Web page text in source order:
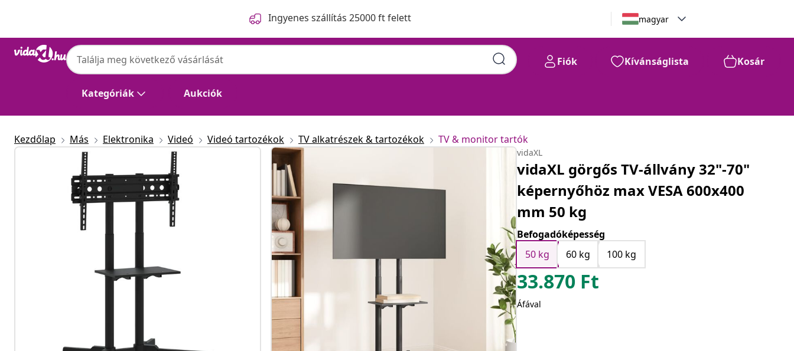
Ingyenes szállítás 25000 ft felett magyar
Kategóriák Aukciók
Fiók Kívánságlista Kosár
Kezdőlap Más Elektronika Videó Videó tartozékok TV alkatrészek & tartozékok TV & monitor tartók
vidaXL
vidaXL görgős TV-állvány 32"-70"
képernyőhöz max VESA 600x400
mm 50 kg
Befogadóképesség
50 kg
60 kg 100 kg
33.870 Ft
Áfával